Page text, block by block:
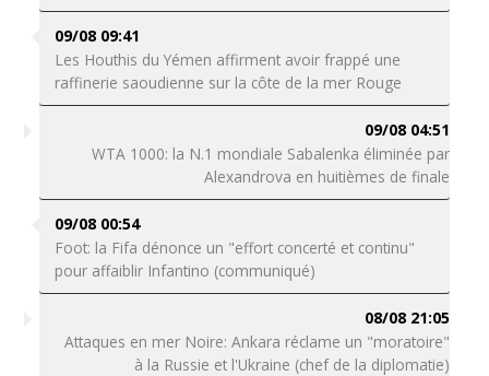
09/08 09:41
Les Houthis du Yémen affirment avoir frappé une
raffinerie saoudienne sur la côte de la mer Rouge
09/08 04:51
WTA 1000: la N.1 mondiale Sabalenka éliminée par
Alexandrova en huitièmes de finale
09/08 00:54
Foot: la Fifa dénonce un "effort concerté et continu"
pour affaiblir Infantino (communiqué)
08/08 21:05
Attaques en mer Noire: Ankara réclame un "moratoire"
à la Russie et l'Ukraine (chef de la diplomatie)